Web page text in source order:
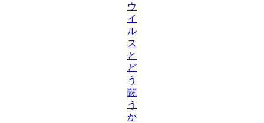
ウ
イ
ル
ス
と
ど
う
闘
う
か